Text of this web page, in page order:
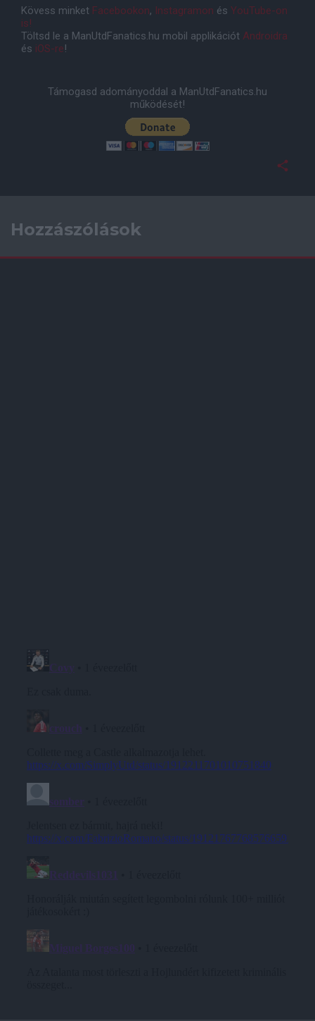
Kövess minket Facebookon, Instagramon és YouTube-on
is!
Töltsd le a ManUtdFanatics.hu mobil applikációt Androidra
és iOS-re!
Támogasd adományoddal a ManUtdFanatics.hu
működését!
Hozzászólások